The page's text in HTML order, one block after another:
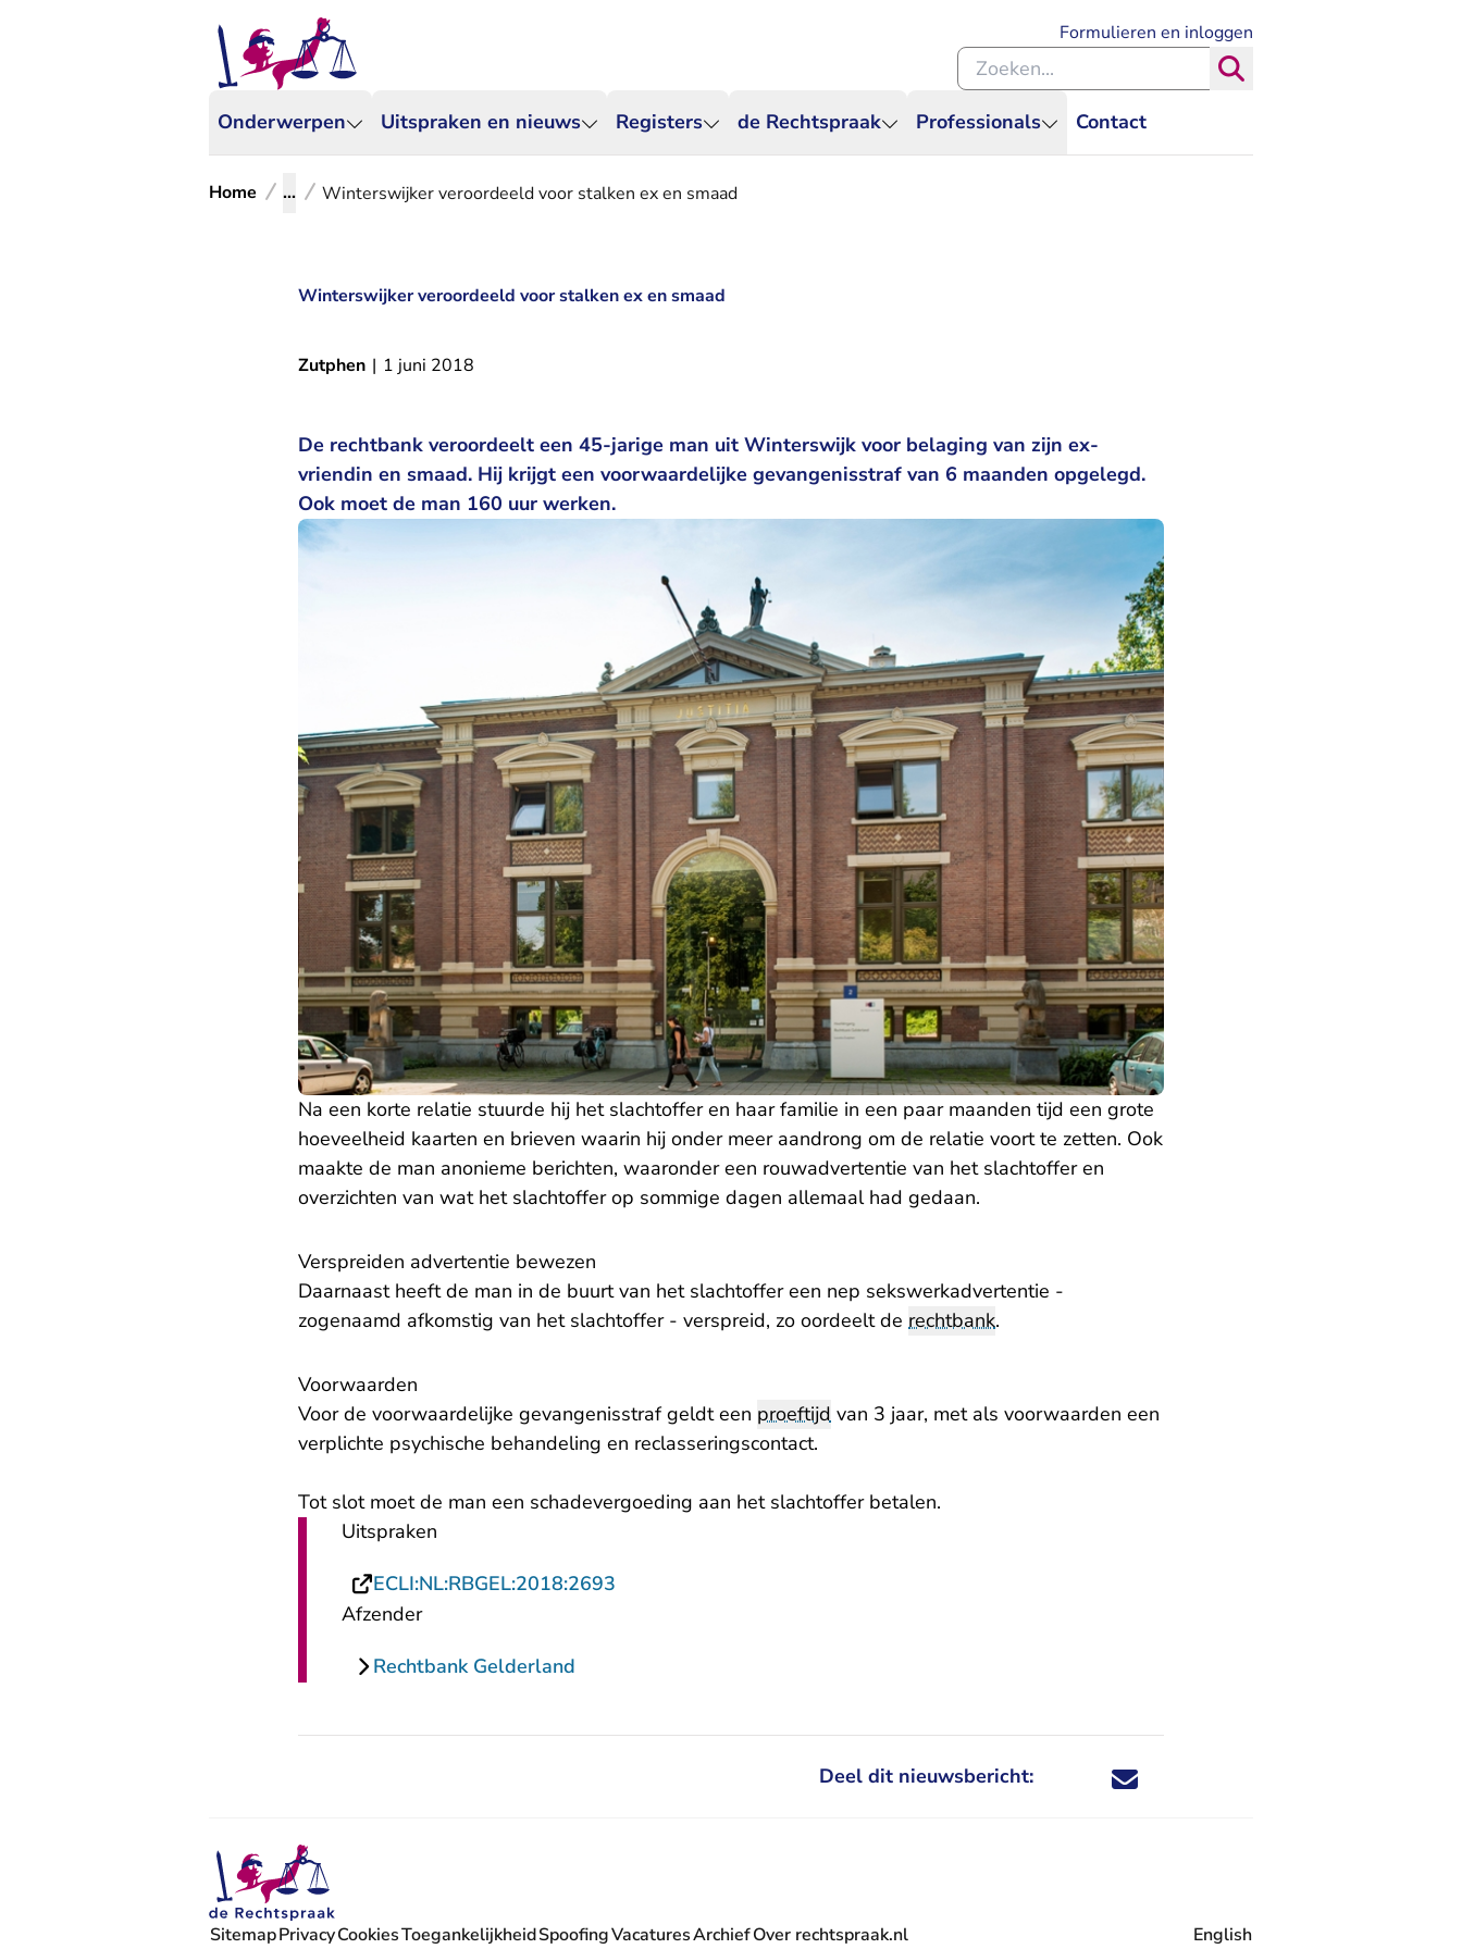
Onderwerpen Uitspraken en nieuws Registers de Rechtspraak Professionals Contact
Formulieren en inloggen
Zoeken binnen de Rechtspraak
Home ... Winterswijker veroordeeld voor stalken ex en smaad
Winterswijker veroordeeld voor stalken ex en smaad
Zutphen | 1 juni 2018
De rechtbank veroordeelt een 45-jarige man uit Winterswijk voor belaging van zijn ex-
vriendin en smaad. Hij krijgt een voorwaardelijke gevangenisstraf van 6 maanden opgelegd.
Ook moet de man 160 uur werken.
Na een korte relatie stuurde hij het slachtoffer en haar familie in een paar maanden tijd een grote
hoeveelheid kaarten en brieven waarin hij onder meer aandrong om de relatie voort te zetten. Ook
maakte de man anonieme berichten, waaronder een rouwadvertentie van het slachtoffer en
overzichten van wat het slachtoffer op sommige dagen allemaal had gedaan.
Verspreiden advertentie bewezen
Daarnaast heeft de man in de buurt van het slachtoffer een nep sekswerkadvertentie -
zogenaamd afkomstig van het slachtoffer - verspreid, zo oordeelt de rechtbank.
Voorwaarden
Voor de voorwaardelijke gevangenisstraf geldt een proeftijd van 3 jaar, met als voorwaarden een
verplichte psychische behandeling en reclasseringscontact.
Tot slot moet de man een schadevergoeding aan het slachtoffer betalen.
Uitspraken
ECLI:NL:RBGEL:2018:2693
Afzender
Rechtbank Gelderland
Deel dit nieuwsbericht: Deel dit nieuwsbericht via X - U verlaat
Deel dit nieuwsbericht via Facebook - U
Deel dit nieuwsbericht via e-mail
Deel dit nieuwsbericht via LinkedIn - U
SitemapPrivacyCookiesToegankelijkheidSpoofingVacaturesArchiefOver rechtspraak.nl English